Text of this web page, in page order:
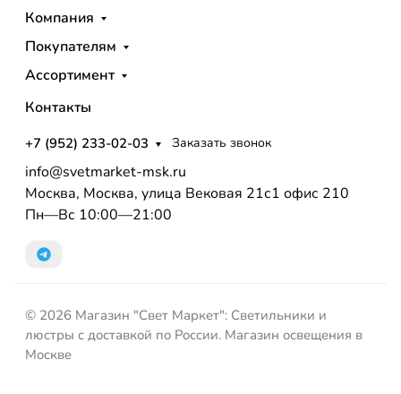
Компания
Покупателям
Ассортимент
Контакты
+7 (952) 233-02-03 Заказать звонок
info@svetmarket-msk.ru
Москва, Москва, улица Вековая 21с1 офис 210
Пн—Вс 10:00—21:00
© 2026 Магазин "Свет Маркет": Светильники и
люстры с доставкой по России. Магазин освещения в
Москве